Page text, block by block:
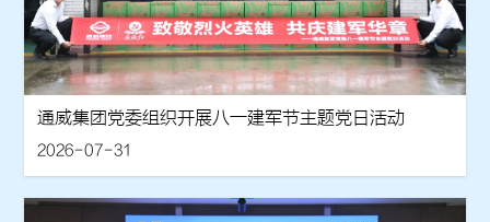
通威集团党委组织开展八一建军节主题党日活动
2026-07-31